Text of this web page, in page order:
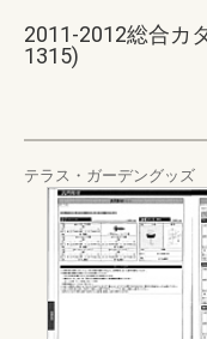
2011-2012総合カ
1315)
テラス・ガーデングッズ